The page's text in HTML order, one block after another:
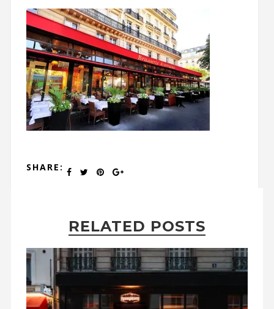
SHARE:
RELATED POSTS